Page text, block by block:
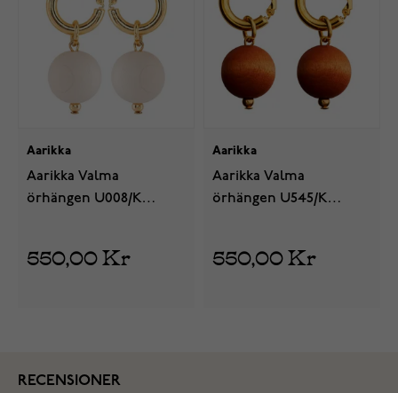
Aarikka
Aarikka Valma
örhängen U008/K
550,00 Kr
Aarikka
Aarikka Valma
örhängen U545/K
550,00 Kr
RECENSIONER